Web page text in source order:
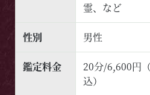
霊、など
性別 男性
鑑定料金
20分/6,600円
込）